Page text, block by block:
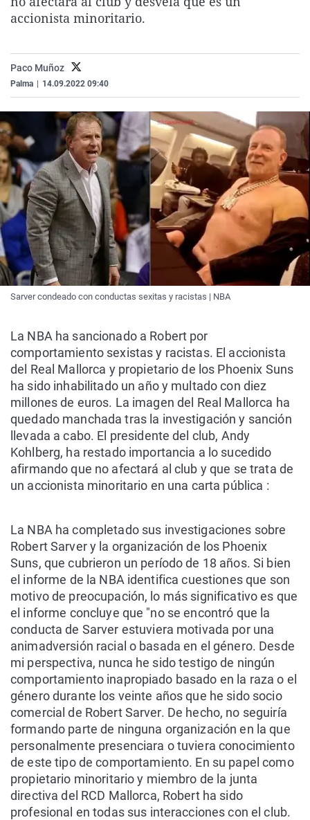
País Vasco
accionista minoritario.
Paco Muñoz
Palma 14.09.2022 09:40
Sarver condeado con conductas sexitas y racistas | NBA
La NBA ha sancionado a Robert por
comportamiento sexistas y racistas. El accionista
del Real Mallorca y propietario de los Phoenix Suns
ha sido inhabilitado un año y multado con diez
millones de euros. La imagen del Real Mallorca ha
quedado manchada tras la investigación y sanción
llevada a cabo. El presidente del club, Andy
Kohlberg, ha restado importancia a lo sucedido
afirmando que no afectará al club y que se trata de
un accionista minoritario en una carta pública :
La NBA ha completado sus investigaciones sobre
Robert Sarver y la organización de los Phoenix
Suns, que cubrieron un período de 18 años. Si bien
el informe de la NBA identifica cuestiones que son
motivo de preocupación, lo más significativo es que
el informe concluye que "no se encontró que la
conducta de Sarver estuviera motivada por una
animadversión racial o basada en el género. Desde
mi perspectiva, nunca he sido testigo de ningún
comportamiento inapropiado basado en la raza o el
género durante los veinte años que he sido socio
comercial de Robert Sarver. De hecho, no seguiría
formando parte de ninguna organización en la que
personalmente presenciara o tuviera conocimiento
de este tipo de comportamiento. En su papel como
propietario minoritario y miembro de la junta
directiva del RCD Mallorca, Robert ha sido
profesional en todas sus interacciones con el club.